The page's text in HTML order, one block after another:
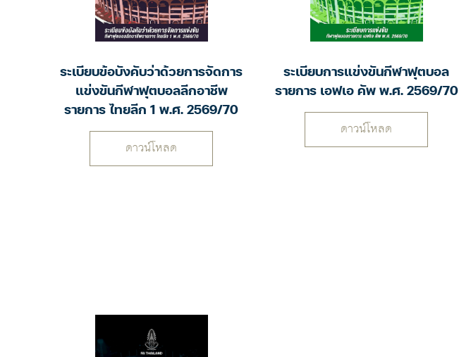
ระเบียบข้อบังคับว่าด้วยการจัดการ
แข่งขันกีฬาฟุตบอลลีกอาชีพ
รายการ ไทยลีก 1 พ.ศ. 2569/70
ดาวน์โหลด
ระเบียบการแข่งขันกีฬาฟุตบอล
รายการ เอฟเอ คัพ พ.ศ. 2569/70
ดาวน์โหลด